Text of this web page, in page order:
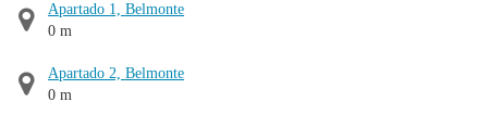
Apartado 1, Belmonte
0 m
Apartado 2, Belmonte
0 m